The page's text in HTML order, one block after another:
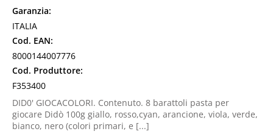
Garanzia:
ITALIA
Cod. EAN:
8000144007776
Cod. Produttore:
F353400
DID0' GIOCACOLORI. Contenuto. 8 barattoli pasta per
giocare Didò 100g giallo, rosso,cyan, arancione, viola, verde,
bianco, nero (colori primari, e [...]